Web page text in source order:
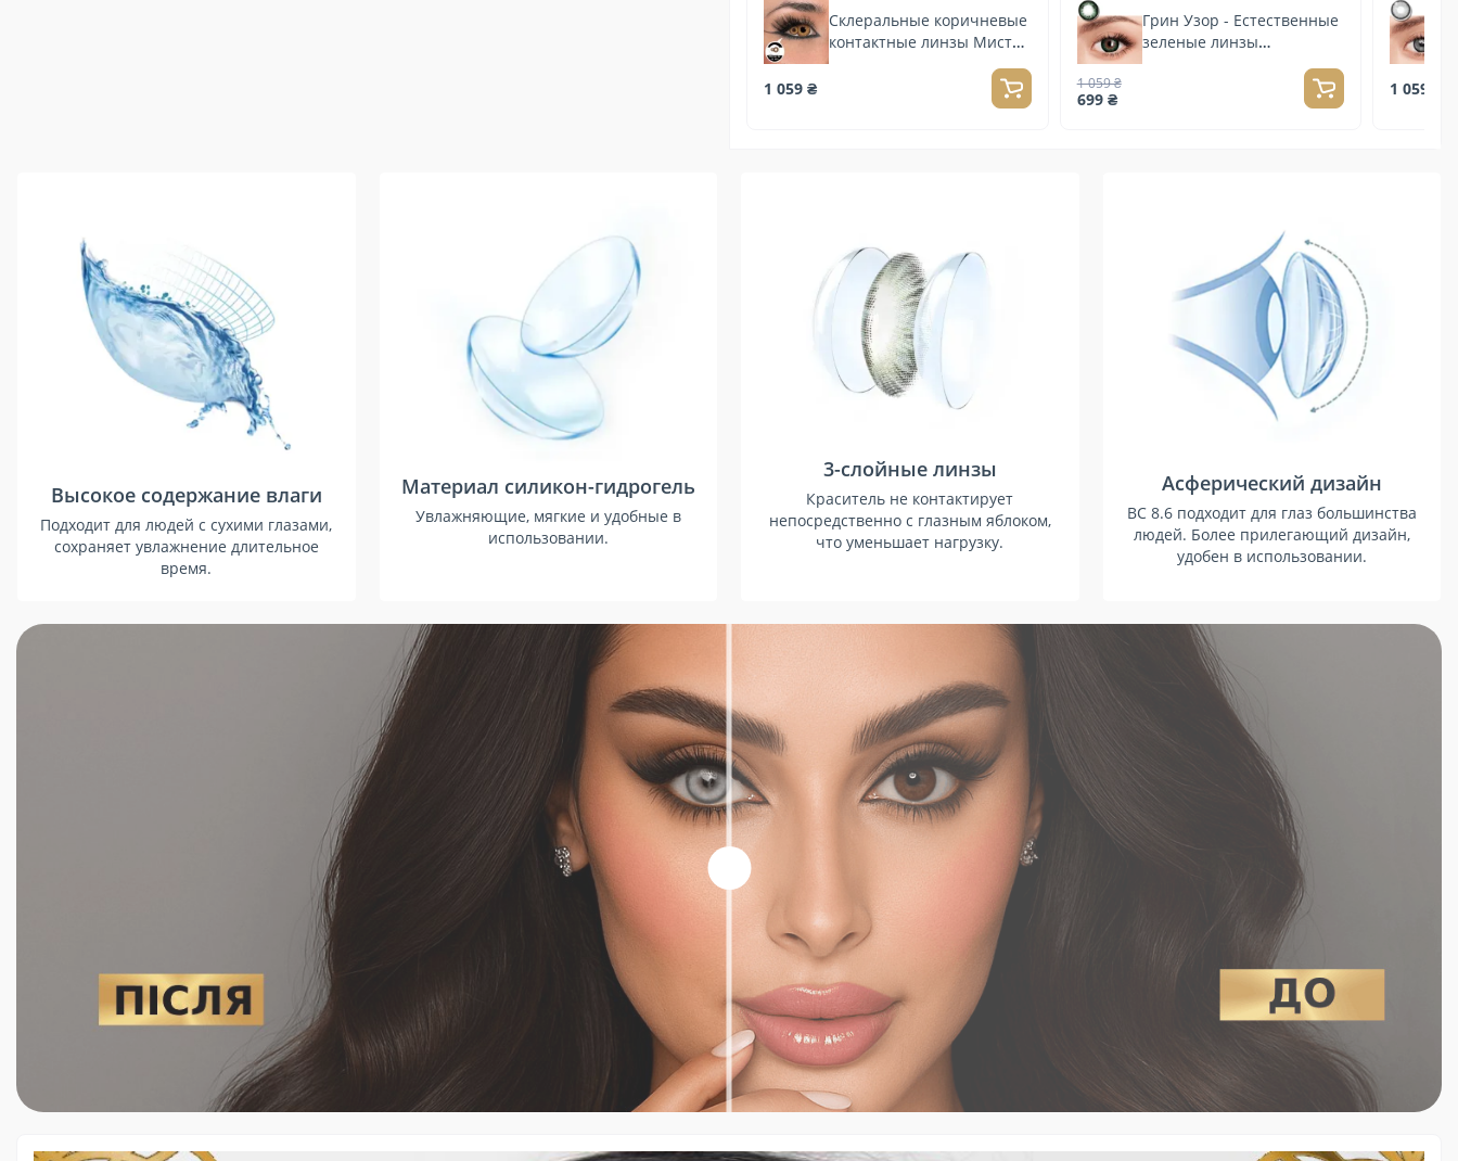
Склеральные коричневые
контактные линзы Мистик
1 059 ₴
Грин Узор - Естественные
зеленые линзы
контактные
1 059 ₴
699 ₴
1 059 ₴
Высокое содержание влаги
Подходит для людей с сухими глазами,
сохраняет увлажнение длительное
время.
Материал силикон-гидрогель
Увлажняющие, мягкие и удобные в
использовании.
3-слойные линзы
Краситель не контактирует
непосредственно с глазным яблоком,
что уменьшает нагрузку.
Асферический дизайн
BC 8.6 подходит для глаз большинства
людей. Более прилегающий дизайн,
удобен в использовании.